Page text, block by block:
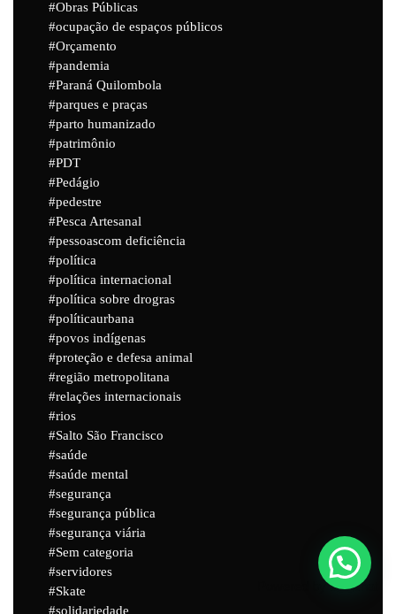
Obras Públicas
ocupação de espaços públicos
Orçamento
pandemia
Paraná Quilombola
parques e praças
parto humanizado
patrimônio
PDT
Pedágio
pedestre
Pesca Artesanal
pessoascom deficiência
política
política internacional
política sobre drogras
políticaurbana
povos indígenas
proteção e defesa animal
região metropolitana
relações internacionais
rios
Salto São Francisco
saúde
saúde mental
segurança
segurança pública
segurança viária
Sem categoria
servidores
Skate
solidariedade
Powered byJoinchat